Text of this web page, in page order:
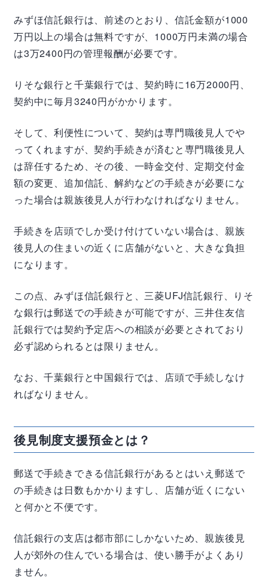
みずほ信託銀行は、前述のとおり、信託金額が1000
万円以上の場合は無料ですが、1000万円未満の場合
は3万2400円の管理報酬が必要です。
りそな銀行と千葉銀行では、契約時に16万2000円、
契約中に毎月3240円がかかります。
そして、利便性について、契約は専門職後見人でや
ってくれますが、契約手続きが済むと専門職後見人
は辞任するため、その後、一時金交付、定期交付金
額の変更、追加信託、解約などの手続きが必要にな
った場合は親族後見人が行わなければなりません。
手続きを店頭でしか受け付けていない場合は、親族
後見人の住まいの近くに店舗がないと、大きな負担
になります。
この点、みずほ信託銀行と、三菱UFJ信託銀行、りそ
な銀行は郵送での手続きが可能ですが、三井住友信
託銀行では契約予定店への相談が必要とされており
必ず認められるとは限りません。
なお、千葉銀行と中国銀行では、店頭で手続しなけ
ればなりません。
後見制度支援預金とは？
郵送で手続きできる信託銀行があるとはいえ郵送で
の手続きは日数もかかりますし、店舗が近くにない
と何かと不便です。
信託銀行の支店は都市部にしかないため、親族後見
人が郊外の住んでいる場合は、使い勝手がよくあり
ません。